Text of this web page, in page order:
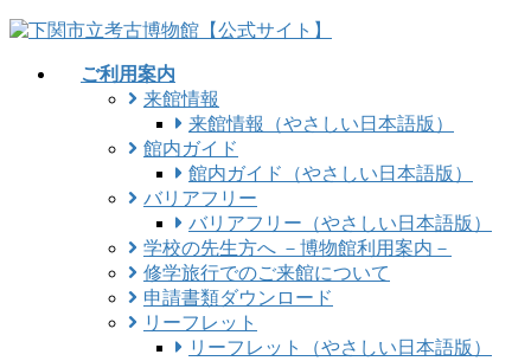
コ
ナ
ご利用案内
来館情報
来館情報（やさしい日本語版）
館内ガイド
館内ガイド（やさしい日本語版）
バリアフリー
バリアフリー（やさしい日本語版）
学校の先生方へ －博物館利用案内－
修学旅行でのご来館について
申請書類ダウンロード
リーフレット
リーフレット（やさしい日本語版）